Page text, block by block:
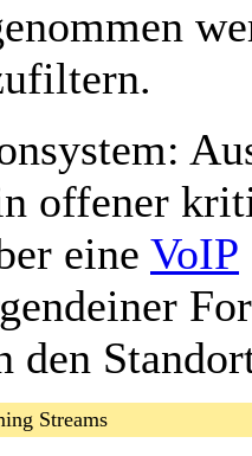
offener
eine VoIP
den
Streams